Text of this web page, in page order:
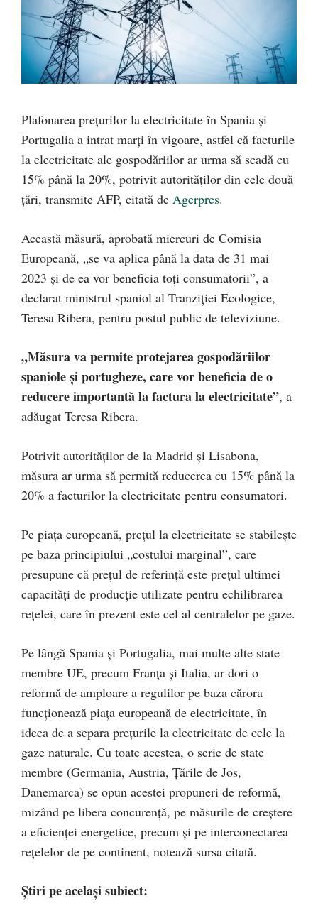
Plafonarea preţurilor la electricitate în Spania şi
Portugalia a intrat marţi în vigoare, astfel că facturile
la electricitate ale gospodăriilor ar urma să scadă cu
15% până la 20%, potrivit autorităţilor din cele două
ţări, transmite AFP, citată de Agerpres.
Această măsură, aprobată miercuri de Comisia
Europeană, „se va aplica până la data de 31 mai
2023 şi de ea vor beneficia toţi consumatorii”, a
declarat ministrul spaniol al Tranziţiei Ecologice,
Teresa Ribera, pentru postul public de televiziune.
„Măsura va permite protejarea gospodăriilor
spaniole şi portugheze, care vor beneficia de o
reducere importantă la factura la electricitate”, a
adăugat Teresa Ribera.
Potrivit autorităţilor de la Madrid şi Lisabona,
măsura ar urma să permită reducerea cu 15% până la
20% a facturilor la electricitate pentru consumatori.
Pe piaţa europeană, preţul la electricitate se stabileşte
pe baza principiului „costului marginal”, care
presupune că preţul de referinţă este preţul ultimei
capacităţi de producţie utilizate pentru echilibrarea
reţelei, care în prezent este cel al centralelor pe gaze.
Pe lângă Spania şi Portugalia, mai multe alte state
membre UE, precum Franţa şi Italia, ar dori o
reformă de amploare a regulilor pe baza cărora
funcţionează piaţa europeană de electricitate, în
ideea de a separa preţurile la electricitate de cele la
gaze naturale. Cu toate acestea, o serie de state
membre (Germania, Austria, Ţările de Jos,
Danemarca) se opun acestei propuneri de reformă,
mizând pe libera concurenţă, pe măsurile de creştere
a eficienţei energetice, precum şi pe interconectarea
reţelelor de pe continent, notează sursa citată.
Știri pe același subiect: